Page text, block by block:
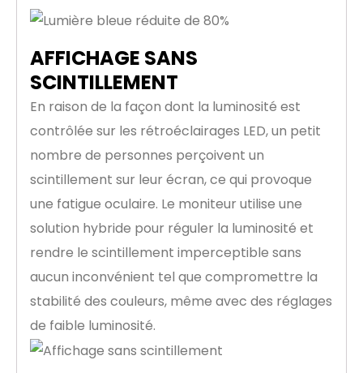
AFFICHAGE SANS
SCINTILLEMENT
En raison de la façon dont la luminosité est
contrôlée sur les rétroéclairages LED, un petit
nombre de personnes perçoivent un
scintillement sur leur écran, ce qui provoque
une fatigue oculaire. Le moniteur utilise une
solution hybride pour réguler la luminosité et
rendre le scintillement imperceptible sans
aucun inconvénient tel que compromettre la
stabilité des couleurs, même avec des réglages
de faible luminosité.